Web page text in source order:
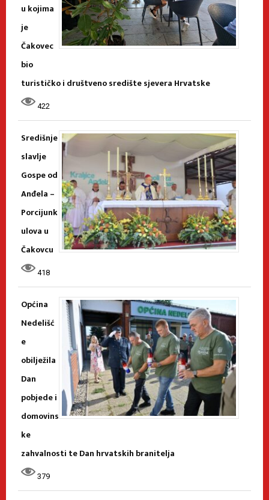
u kojima
je
Čakovec
bio
turističko i društveno središte sjevera Hrvatske
422
Središnje
slavlje
Gospe od
Anđela –
Porcijunk
ulova u
Čakovcu
418
Općina
Nedelišć
e
obilježila
Dan
pobjede i
domovins
ke
zahvalnosti te Dan hrvatskih branitelja
379